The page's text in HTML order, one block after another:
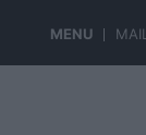
MENU MAIL